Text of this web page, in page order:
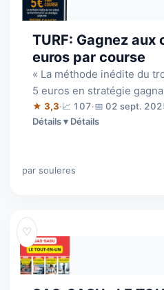
TURF: Gagnez aux
euros par course
« La méthode inédite du
5 euros en stratégie
★ 3,3·📈 107·📅 02 sept.
Détails
par souleres
♡